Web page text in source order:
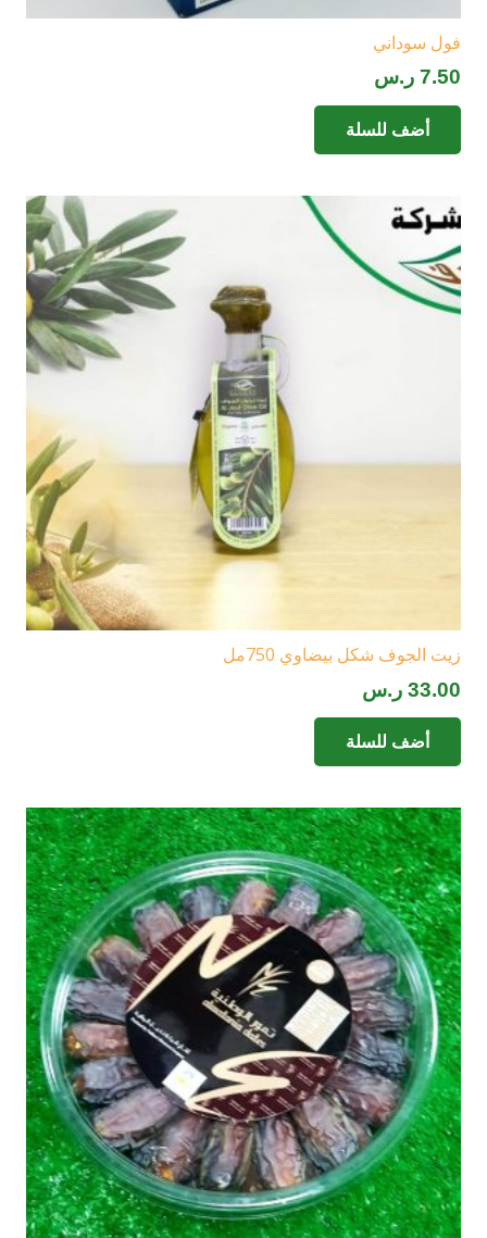
فول سوداني
7.50 ر.س
أضف للسلة
زيت الجوف شكل بيضاوي 750مل
33.00 ر.س
أضف للسلة